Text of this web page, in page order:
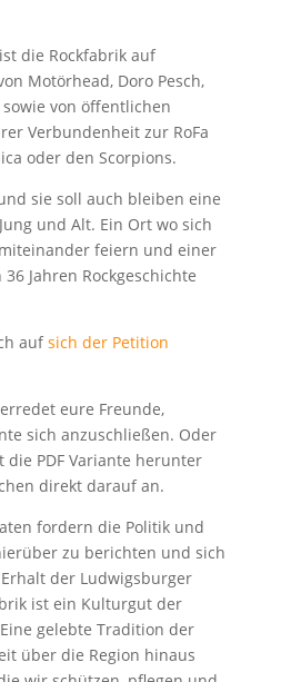
die Rockfabrik auf
Motörhead, Doro Pesch,
von öffentlichen
Verbundenheit zur RoFa
oder den Scorpions.
sie soll auch bleiben eine
und Alt. Ein Ort wo sich
feiern und einer
Jahren Rockgeschichte
aufsich der Petition
eure Freunde,
sich anzuschließen. Oder
die PDF Variante herunter
direkt darauf an.
fordern die Politik und
zu berichten und sich
der Ludwigsburger
ist ein Kulturgut der
gelebte Tradition der
über die Region hinaus